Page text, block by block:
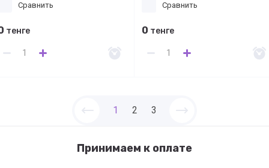
Сравнить
тенге
Сравнить
0 тенге
1 2 3
Принимаем к оплате